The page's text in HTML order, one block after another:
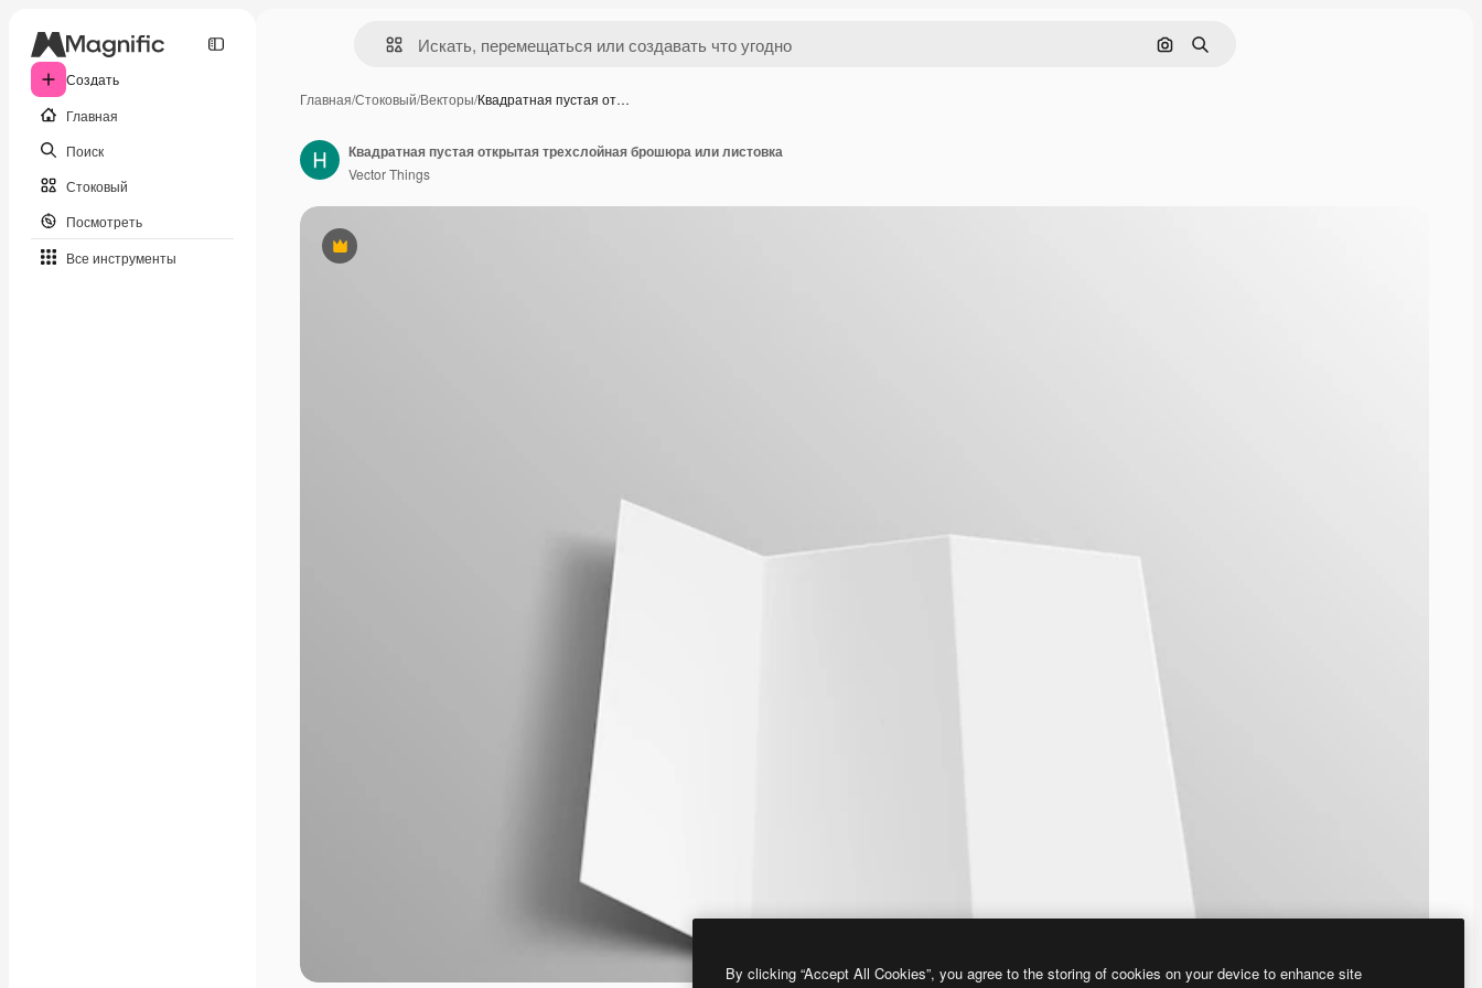
Создать
Главная
Поиск
Стоковый
Посмотреть
Все инструменты
Поиск по изображению
Поиск
Главная/Стоковый/Векторы/Квадратная пустая от…
Премиум
Квадратная пустая открытая трехслойная брошюра или листовка
Vector Things
By clicking “Accept All Cookies”, you agree to the storing of cookies on your device to enhance site